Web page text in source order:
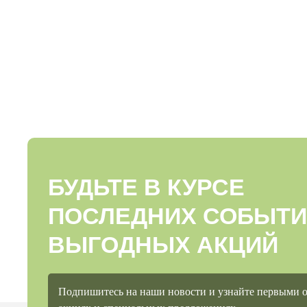
БУДЬТЕ В КУРСЕ
ПОСЛЕДНИХ
ВЫГОДНЫХ АКЦИЙ
Подпишитесь на наши новости и узнайте первыми